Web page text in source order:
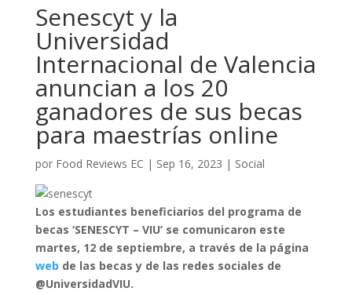
Senescyt y la
Universidad
Internacional de Valencia
anuncian a los 20
ganadores de sus becas
para maestrías online
por Food Reviews EC | Sep 16, 2023 | Social
Los estudiantes beneficiarios del programa de
becas ‘SENESCYT – VIU’ se comunicaron este
martes, 12 de septiembre, a través de la página
web de las becas y de las redes sociales de
@UniversidadVIU.